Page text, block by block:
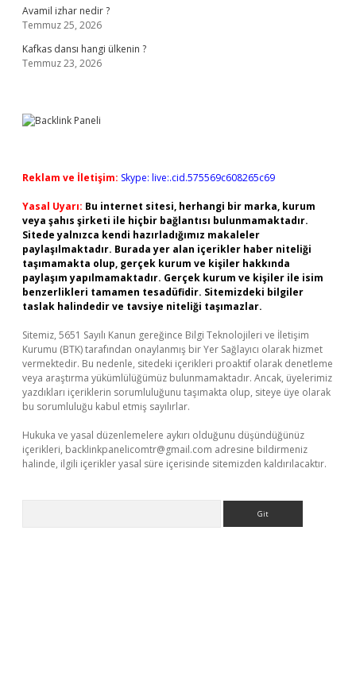
Avamil izhar nedir ?
Temmuz 25, 2026
Kafkas dansı hangi ülkenin ?
Temmuz 23, 2026
Reklam ve İletişim: Skype: live:.cid.575569c608265c69
Yasal Uyarı: Bu internet sitesi, herhangi bir marka, kurum
veya şahıs şirketi ile hiçbir bağlantısı bulunmamaktadır.
Sitede yalnızca kendi hazırladığımız makaleler
paylaşılmaktadır. Burada yer alan içerikler haber niteliği
taşımamakta olup, gerçek kurum ve kişiler hakkında
paylaşım yapılmamaktadır. Gerçek kurum ve kişiler ile isim
benzerlikleri tamamen tesadüfidir. Sitemizdeki bilgiler
taslak halindedir ve tavsiye niteliği taşımazlar.
Sitemiz, 5651 Sayılı Kanun gereğince Bilgi Teknolojileri ve İletişim
Kurumu (BTK) tarafından onaylanmış bir Yer Sağlayıcı olarak hizmet
vermektedir. Bu nedenle, sitedeki içerikleri proaktif olarak denetleme
veya araştırma yükümlülüğümüz bulunmamaktadır. Ancak, üyelerimiz
yazdıkları içeriklerin sorumluluğunu taşımakta olup, siteye üye olarak
bu sorumluluğu kabul etmiş sayılırlar.
Hukuka ve yasal düzenlemelere aykırı olduğunu düşündüğünüz
içerikleri, backlinkpanelicomtr@gmail.com adresine bildirmeniz
halinde, ilgili içerikler yasal süre içerisinde sitemizden kaldırılacaktır.